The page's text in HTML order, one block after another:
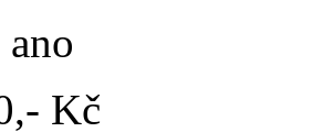
ano
Kč